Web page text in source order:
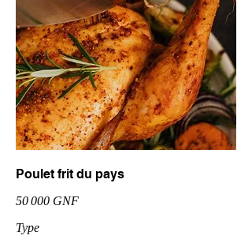
Poulet frit du pays
50 000 GNF
Type